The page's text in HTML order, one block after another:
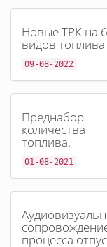
Новые ТРК на 6
видов топлива
09-08-2022
Преднабор
количества
топлива.
01-08-2021
процесса